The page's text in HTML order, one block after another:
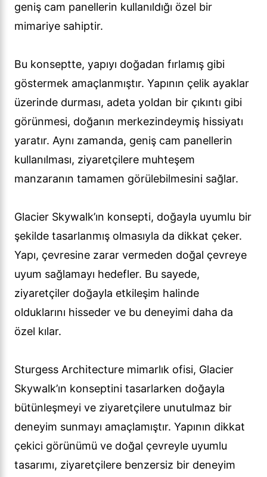
geniş cam panellerin kullanıldığı özel bir
mimariye sahiptir.
Bu konseptte, yapıyı doğadan fırlamış gibi
göstermek amaçlanmıştır. Yapının çelik ayaklar
üzerinde durması, adeta yoldan bir çıkıntı gibi
görünmesi, doğanın merkezindeymiş hissiyatı
yaratır. Aynı zamanda, geniş cam panellerin
kullanılması, ziyaretçilere muhteşem
manzaranın tamamen görülebilmesini sağlar.
Glacier Skywalk’ın konsepti, doğayla uyumlu bir
şekilde tasarlanmış olmasıyla da dikkat çeker.
Yapı, çevresine zarar vermeden doğal çevreye
uyum sağlamayı hedefler. Bu sayede,
ziyaretçiler doğayla etkileşim halinde
olduklarını hisseder ve bu deneyimi daha da
özel kılar.
Sturgess Architecture mimarlık ofisi, Glacier
Skywalk’ın konseptini tasarlarken doğayla
bütünleşmeyi ve ziyaretçilere unutulmaz bir
deneyim sunmayı amaçlamıştır. Yapının dikkat
çekici görünümü ve doğal çevreyle uyumlu
tasarımı, ziyaretçilere benzersiz bir deneyim